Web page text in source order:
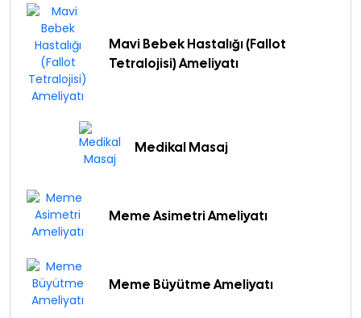
Mavi Bebek Hastalığı (Fallot
Tetralojisi) Ameliyatı
Medikal Masaj
Meme Asimetri Ameliyatı
Meme Büyütme Ameliyatı